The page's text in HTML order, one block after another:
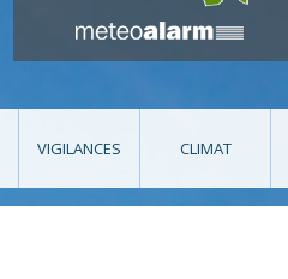
VIGILANCES CLIMAT